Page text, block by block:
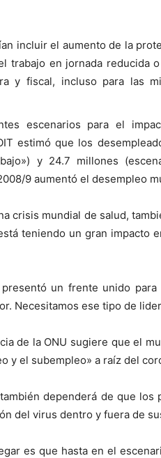
incluir el aumento de la
trabajo en jornada reducida
y fiscal, incluso para las
escenarios para el
estimó que los
y 24.7 millones
9 aumentó el desempleo
crisis mundial de salud,
teniendo un gran impacto
un frente unido
Necesitamos ese tipo de
de la ONU sugiere que el
y el subempleo» a raíz del
dependerá de que los
del virus dentro y fuera de
es que hasta en el